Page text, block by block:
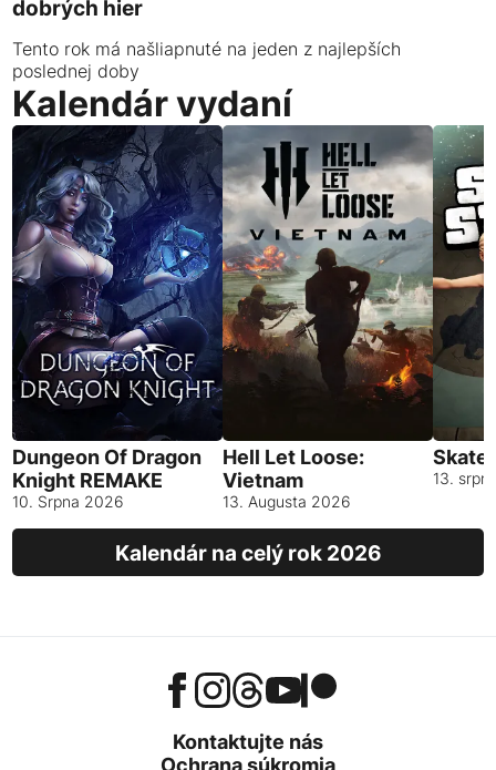
dobrých hier
Tento rok má našliapnuté na jeden z najlepších
poslednej doby
Kalendár vydaní
Dungeon Of Dragon
Knight REMAKE
10. Srpna 2026
Hell Let Loose:
Vietnam
13. Augusta 2026
13.
Kalendár na celý rok 2026
Kontaktujte nás
Ochrana súkromia